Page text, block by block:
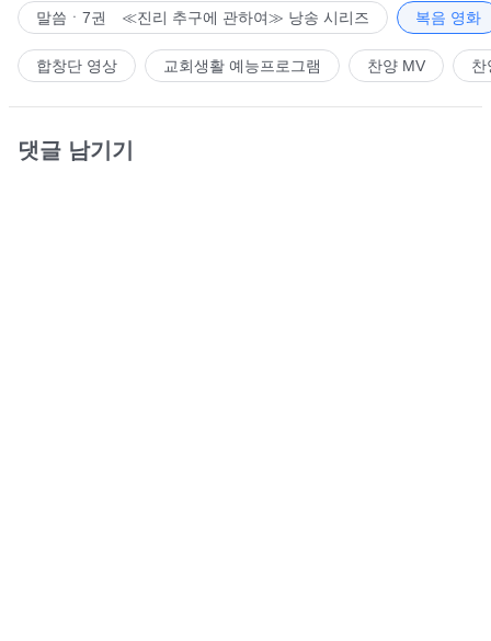
말씀ㆍ7권 ≪진리 추구에 관하여≫ 낭송 시리즈 복음 영화
합창단 영상 교회생활 예능프로그램 찬양 MV 찬
댓글 남기기